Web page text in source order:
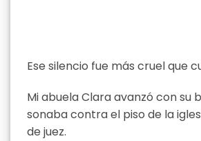
Ese silencio fue más cruel que
Mi abuela Clara avanzó con su
sonaba contra el piso de la
de juez.